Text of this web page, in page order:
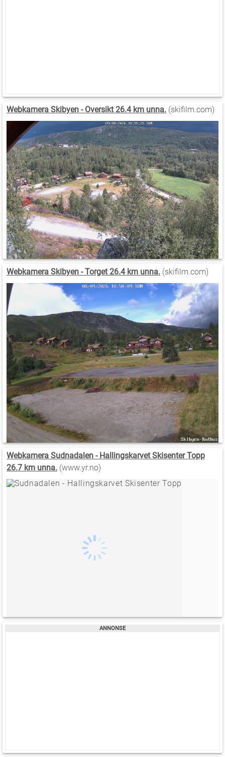
Webkamera Skibyen - Oversikt 26.4 km unna. (skifilm.com)
Webkamera Skibyen - Torget 26.4 km unna. (skifilm.com)
Webkamera Sudnadalen - Hallingskarvet Skisenter Topp
26.7 km unna. (www.yr.no)